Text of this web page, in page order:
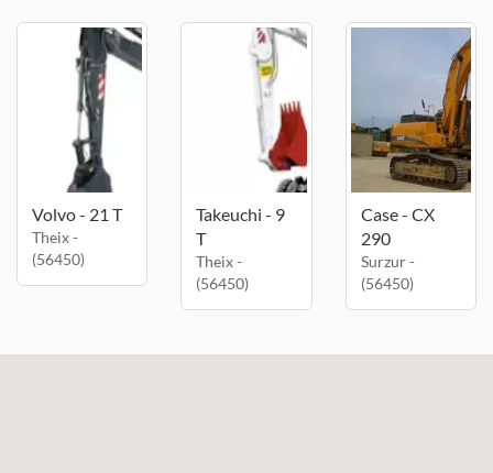
Volvo - 21 T
Theix -
(56450)
Takeuchi - 9
T
Theix -
(56450)
Case - CX
290
Surzur -
(56450)